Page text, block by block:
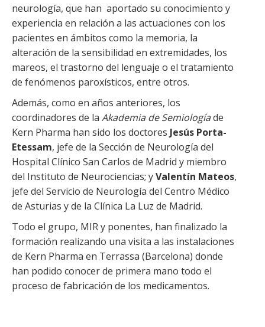
neurología, que han aportado su conocimiento y
experiencia en relación a las actuaciones con los
pacientes en ámbitos como la memoria, la
alteración de la sensibilidad en extremidades, los
mareos, el trastorno del lenguaje o el tratamiento
de fenómenos paroxísticos, entre otros.
Además, como en años anteriores, los
coordinadores de la Akademia de Semiologíade
Kern Pharma han sido los doctores Jesús Porta-
Etessam, jefe de la Sección de Neurología del
Hospital Clínico San Carlos de Madrid y miembro
del Instituto de Neurociencias; yValentín Mateos,
jefe del Servicio de Neurología del Centro Médico
de Asturias y de la Clínica La Luz de Madrid.
Todo el grupo, MIR y ponentes, han finalizado la
formación realizando una visita a las instalaciones
de Kern Pharma en Terrassa (Barcelona) donde
han podido conocer de primera mano todo el
proceso de fabricación de los medicamentos.